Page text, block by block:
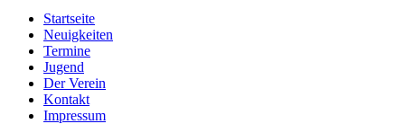
Startseite
Neuigkeiten
Termine
Jugend
Der Verein
Kontakt
Impressum